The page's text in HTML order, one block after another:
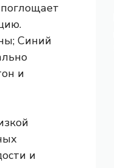
Синий
и
и